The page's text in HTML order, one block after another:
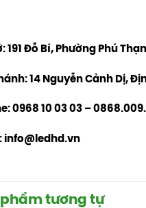
191 Đỗ Bí, Phường Phú
14 Nguyễn Cảnh Dị,
0968 10 03 03 –
info@ledhd.vn
phẩm tương tự